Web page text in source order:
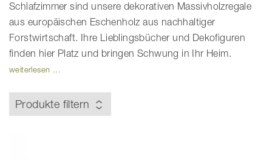
Schlafzimmer sind unsere dekorativen Massivholzregale
aus europäischen Eschenholz aus nachhaltiger
Forstwirtschaft. Ihre Lieblingsbücher und Dekofiguren
finden hier Platz und bringen Schwung in Ihr Heim.
weiterlesen ...
Produkte filtern